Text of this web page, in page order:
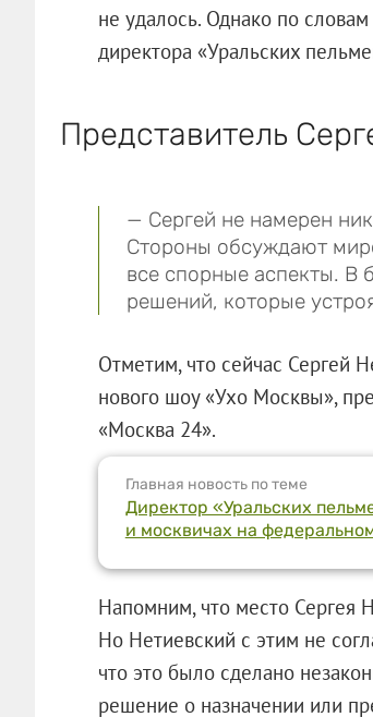
не удалось. Однако по
директора «Уральских
Представитель
— Сергей не намерен
Стороны обсуждают
все спорные аспекты.
решений, которые
Отметим, что сейчас Сергей
нового шоу «Ухо Москвы»,
«Москва 24».
Главная новость по теме
Директор «Уральских
и москвичах на
Напомним, что место Сергея
Но Нетиевский с этим не
что это было сделано
решение о назначении или